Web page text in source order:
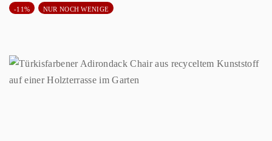
-11% NUR NOCH WENIGE